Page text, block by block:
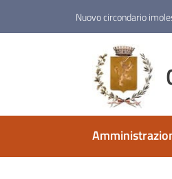
Nuovo circondario